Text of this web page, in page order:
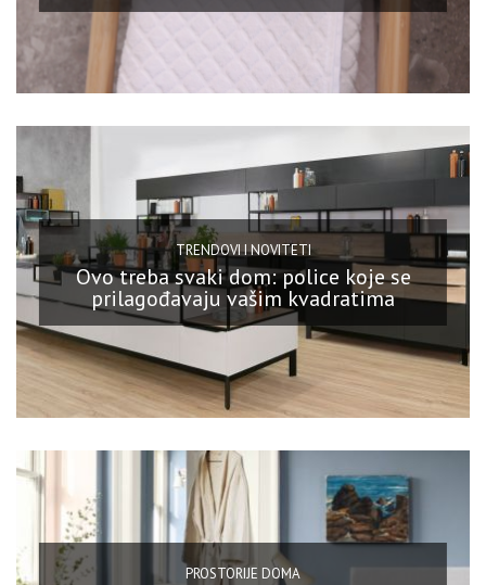
TRENDOVI I NOVITETI
Ovo treba svaki dom: police koje se
prilagođavaju vašim kvadratima
PROSTORIJE DOMA